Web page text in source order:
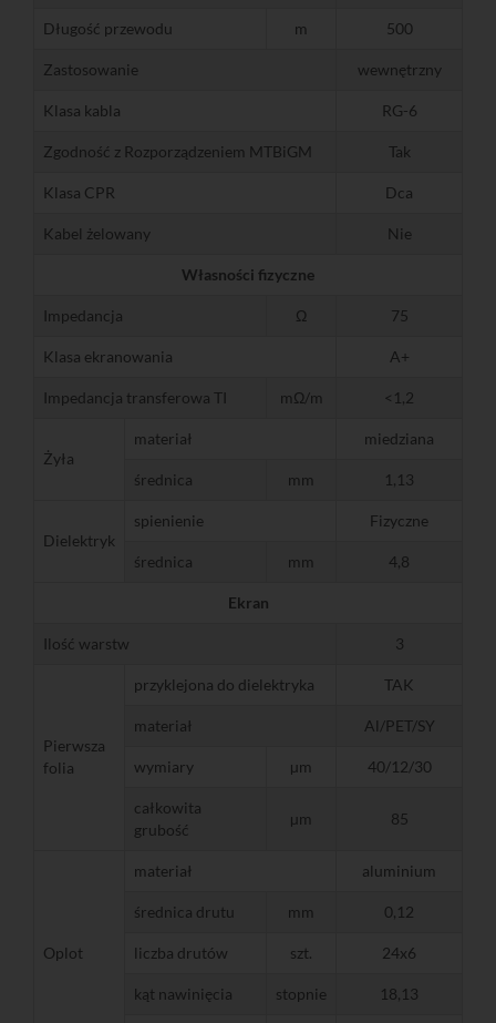
Długość przewodu m 500
Zastosowanie wewnętrzny
Klasa kabla RG-6
Zgodność z Rozporządzeniem MTBiGM Tak
Klasa CPR Dca
Kabel żelowany Nie
Własności fizyczne
Impedancja Ω 75
Klasa ekranowania A+
Impedancja transferowa TI mΩ/m <1,2
Żyła
materiał miedziana
średnica mm 1,13
Dielektryk
spienienie Fizyczne
średnica mm 4,8
Ekran
Ilość warstw 3
Pierwsza
folia
przyklejona do dielektryka TAK
materiał Al/PET/SY
wymiary µm 40/12/30
całkowita
grubość
µm 85
Oplot
materiał aluminium
średnica drutu mm 0,12
liczba drutów szt. 24x6
kąt nawinięcia stopnie 18,13